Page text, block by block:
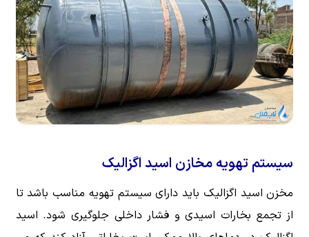
سیستم تهویه مخازن اسید اگزالیک
مخزن اسید اگزالیک باید دارای سیستم تهویه مناسب باشد تا
از تجمع بخارات اسیدی و فشار داخلی جلوگیری شود. اسید